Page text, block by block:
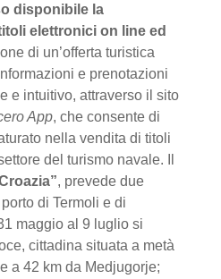
disponibile la
elettronici on line ed
di un’offerta turistica
e prenotazioni
e intuitivo, attraverso il sito
App, che consente di
nella vendita di titoli
del turismo navale. Il
, prevede due
di Termoli e di
maggio al 9 luglio si
cittadina situata a metà
a 42 km da Medjugorje;